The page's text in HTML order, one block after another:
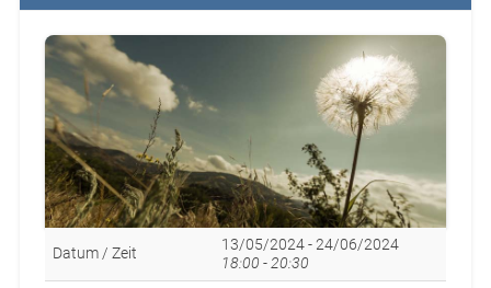
Datum / Zeit
13/05/2024 - 24/06/2024
18:00 - 20:30